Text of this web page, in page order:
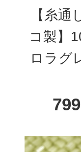
【糸通
コ製】
ロラグ